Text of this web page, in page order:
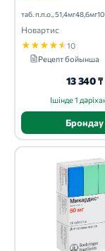
таб. п.п.о.,
Новартис
★★★★★10
Рецепт бойынша
13 340 ₸
Ішінде 1
Брондау